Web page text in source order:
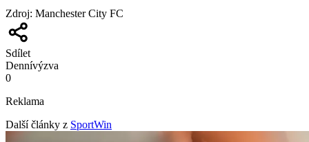
Zdroj: Manchester City FC
Sdílet
Dennívýzva
0
Reklama
Další články z SportWin